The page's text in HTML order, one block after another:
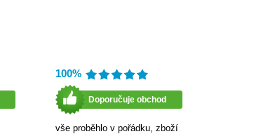
100%
Doporučuje obchod
vše proběhlo v pořádku, zboží